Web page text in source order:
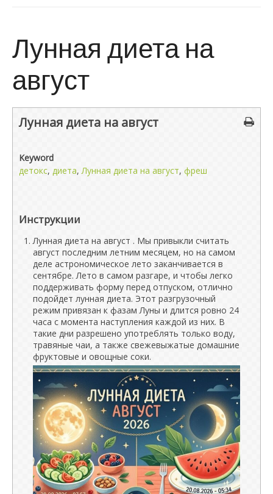
Лунная диета на
август
Лунная диета на август
Keyword
детокс, диета,Лунная диета на август, фреш
Инструкции
Лунная диета на август . Мы привыкли считать
август последним летним месяцем, но на самом
деле астрономическое лето заканчивается в
сентябре. Лето в самом разгаре, и чтобы легко
поддерживать форму перед отпуском, отлично
подойдет лунная диета. Этот разгрузочный
режим привязан к фазам Луны и длится ровно 24
часа с момента наступления каждой из них. В
такие дни разрешено употреблять только воду,
травяные чаи, а также свежевыжатые домашние
фруктовые и овощные соки.